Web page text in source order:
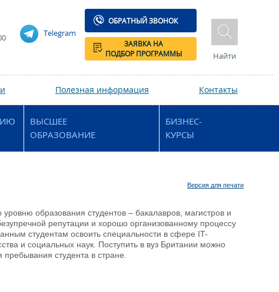
Telegram
ОБРАТНЫЙ ЗВОНОК
ЗАЯВКА НА
ПОДБОР ПРОГРАММЫ
Найти
Полезная информация Контакты
ВЫСШЕЕ
ОБРАЗОВАНИЕ
БИЗНЕС-
КУРСЫ
Версия для печати
образования студентов – бакалавров, магистров и
репутации и хорошо организованному процессу
студентам освоить специальности в сфере IT-
и социальных наук. Поступить в вуз Британии можно
студента в стране.